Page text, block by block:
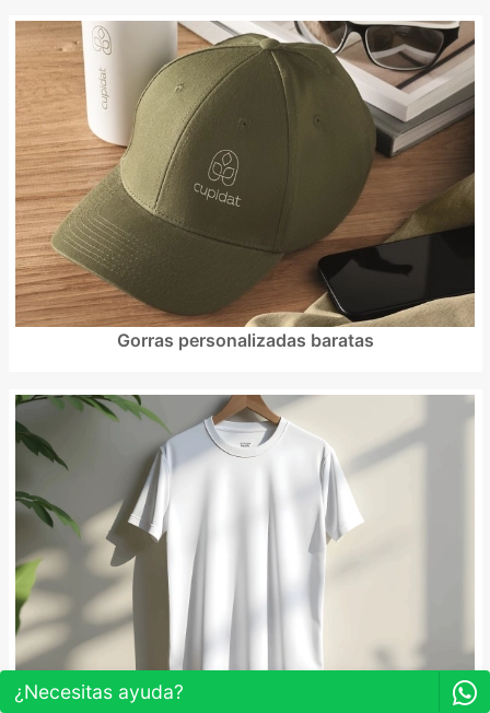
Gorras personalizadas baratas
¿Necesitas ayuda?